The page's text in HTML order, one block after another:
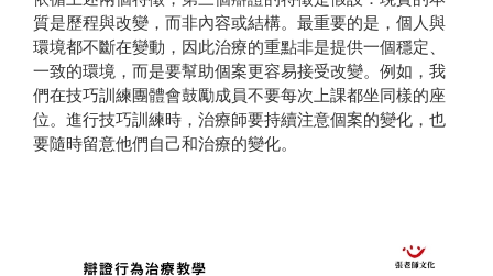
質是歷程與改變，而非內容或結構。最重要的是，個人與
環境都不斷在變動，因此治療的重點非是提供一個穩定、
一致的環境，而是要幫助個案更容易接受改變。例如，我
們在技巧訓練團體會鼓勵成員不要每次上課都坐同樣的座
位。進行技巧訓練時，治療師要持續注意個案的變化，也
要隨時留意他們自己和治療的變化。